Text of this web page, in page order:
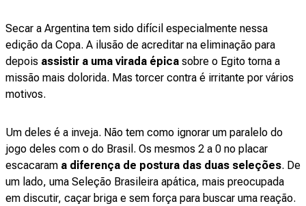
Secar a Argentina tem sido difícil especialmente nessa
edição da Copa. A ilusão de acreditar na eliminação para
depois assistir a uma virada épica sobre o Egito torna a
missão mais dolorida. Mas torcer contra é irritante por vários
motivos.
Um deles é a inveja. Não tem como ignorar um paralelo do
jogo deles com o do Brasil. Os mesmos 2 a 0 no placar
escacaram a diferença de postura das duas seleções. De
um lado, uma Seleção Brasileira apática, mais preocupada
em discutir, caçar briga e sem força para buscar uma reação.